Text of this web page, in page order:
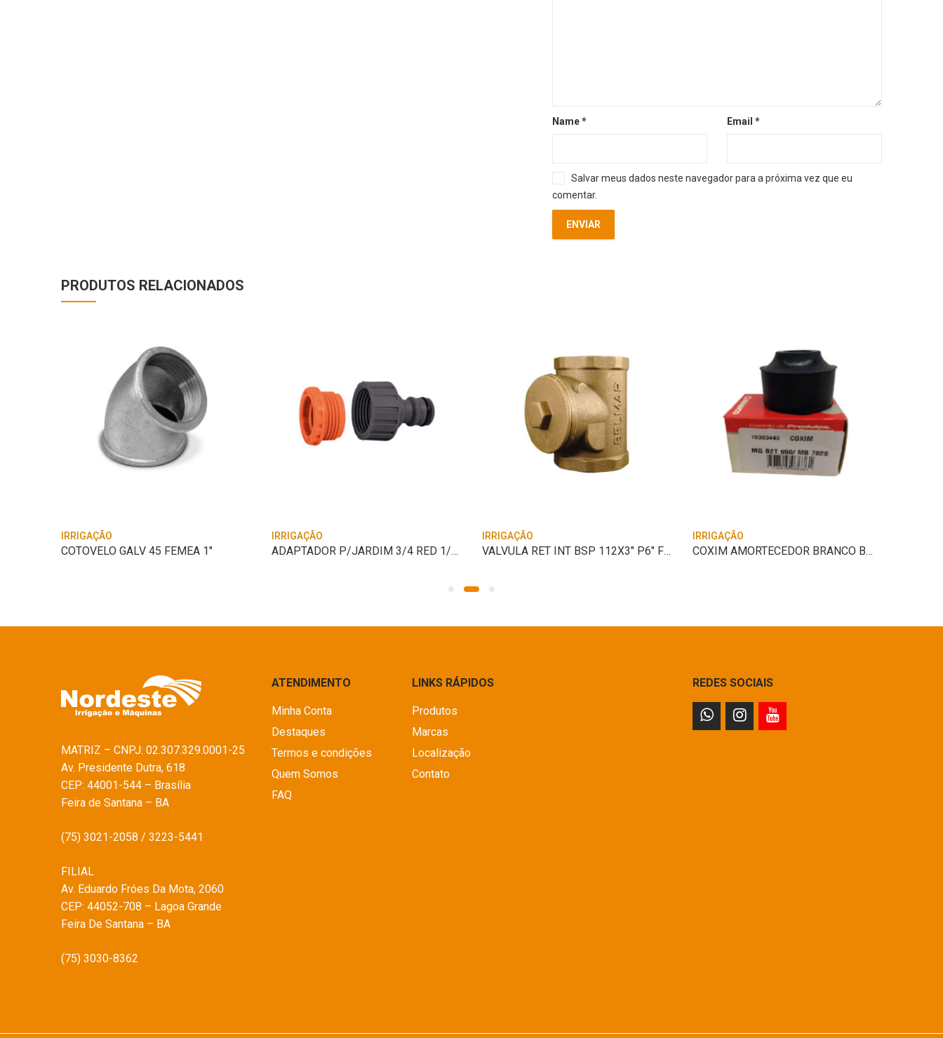
Name* Email *
Salvar meus dados neste navegador para a próxima vez que eu
comentar.
PRODUTOS RELACIONADOS
IRRIGAÇÃO
COTOVELO GALV 45 FEMEA 1″
IRRIGAÇÃO
ADAPTADOR P/JARDIM 3/4 RED 1/2 TRAMONTIN
IRRIGAÇÃO
VALVULA RET INT BSP 112X3″ P6″ FRANKLIN
IRRIGAÇÃO
COXIM AMORTECEDOR BRANCO BMT44/52
MATRIZ – CNPJ: 02.307.329.0001-25
Av. Presidente Dutra, 618
CEP: 44001-544 – Brasília
Feira de Santana – BA
(75) 3021-2058 / 3223-5441
FILIAL
Av. Eduardo Fróes Da Mota, 2060
CEP: 44052-708 – Lagoa Grande
Feira De Santana – BA
(75) 3030-8362
ATENDIMENTO
Minha Conta
Destaques
Termos e condições
Quem Somos
FAQ
LINKS RÁPIDOS
Produtos
Marcas
Localização
Contato
REDES SOCIAIS